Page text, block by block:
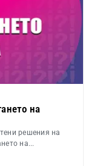
на
решения на
на...